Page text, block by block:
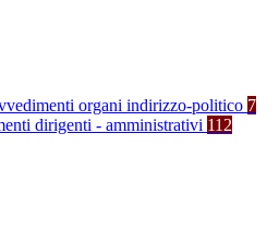
organi indirizzo-politico 7
dirigenti - amministrativi 112